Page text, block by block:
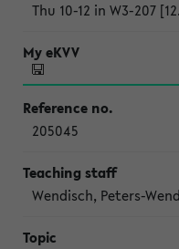
Thu 10-12 in W3-207
205045
Wendisch, Peters-